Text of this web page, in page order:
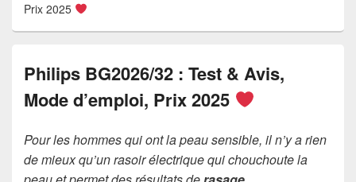
Prix 2025
Philips BG2026/32 : Test & Avis,
Mode d’emploi, Prix 2025
Pour les hommes qui ont la peau sensible, il n’y a rien
de mieux qu’un rasoir électrique qui chouchoute la